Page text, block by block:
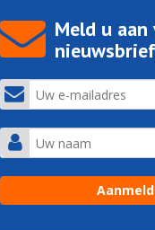
Meld u
nieuwsbrief